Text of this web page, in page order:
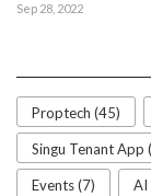
Sep 28, 2022
Proptech (45)
Singu Tenant App
Events (7) AI